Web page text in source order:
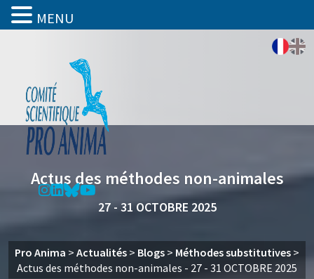
Actus des méthodes non-animales
27 - 31 OCTOBRE 2025
Pro Anima > Actualités > Blogs > Méthodes substitutives >
Actus des méthodes non-animales - 27 - 31 OCTOBRE 2025
MENU